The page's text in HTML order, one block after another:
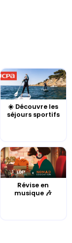
☀️ Découvre les
séjours sportifs
Révise en
musique 🎶